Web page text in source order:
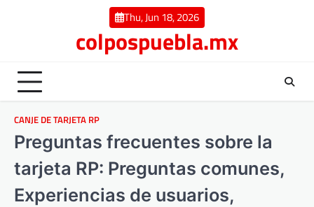
Thu, Jun 18, 2026
colpospuebla.mx
CANJE DE TARJETA RP
Preguntas frecuentes sobre la
tarjeta RP: Preguntas comunes,
Experiencias de usuarios,